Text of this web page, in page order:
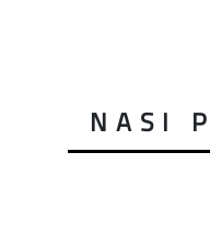
NASI